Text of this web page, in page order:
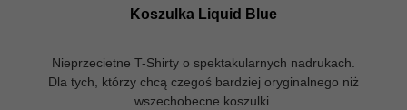
Koszulka Liquid Blue
Nieprzecietne T-Shirty o spektakularnych nadrukach.
Dla tych, którzy chcą czegoś bardziej oryginalnego niż
wszechobecne koszulki.